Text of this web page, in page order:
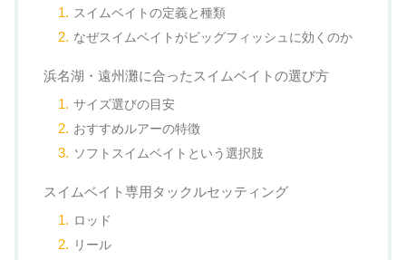
スイムベイトの定義と種類
なぜスイムベイトがビッグフィッシュに効くのか
浜名湖・遠州灘に合ったスイムベイトの選び方
サイズ選びの目安
おすすめルアーの特徴
ソフトスイムベイトという選択肢
スイムベイト専用タックルセッティング
ロッド
リール